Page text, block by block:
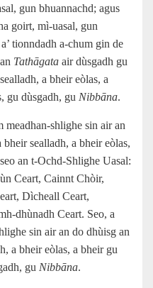
gun bhuannachd; agus
goirt, mì‑uasal, gun
tionndadh a‑chum gin de
Tathāgata air dùsgadh gu
a bheir eòlas, a
gu dùsgadh, gu Nibbāna.
meadhan‑shlighe sin air an
bheir sealladh, a bheir eòlas,
an t‑Ochd‑Shlighe Uasal:
Ceart, Cainnt Chòir,
Dìcheall Ceart,
Ceart. Seo, a
sin air an do dhùisg an
a bheir eòlas, a bheir gu
gu Nibbāna.